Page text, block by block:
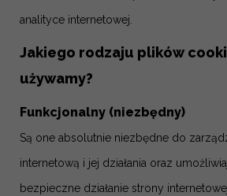
analityce internetowej.
Jakiego rodzaju plików
używamy?
Funkcjonalny (niezbędny)
Są one absolutnie niezbędne do
internetową i jej działania oraz
bezpieczne działanie strony